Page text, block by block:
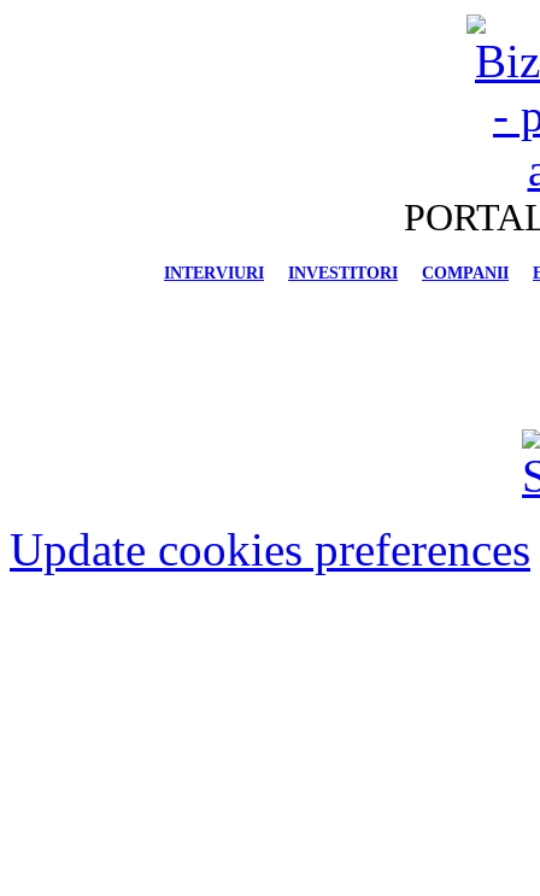
INTERVIURI INVESTITORI COMPANII
Update cookies preferences